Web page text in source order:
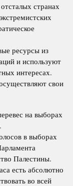
странах
ресурсы из
и используют
интересах.
свои
на выборах
в выборах
Палестины.
есть абсолютно
во всей